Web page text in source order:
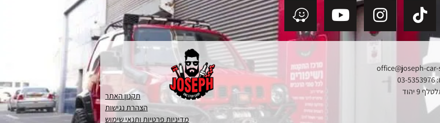
office@joseph-
9 יהוד
תקנון האתר
הצהרת נגישות
מדיניות פרטיות ותנאי שימוש